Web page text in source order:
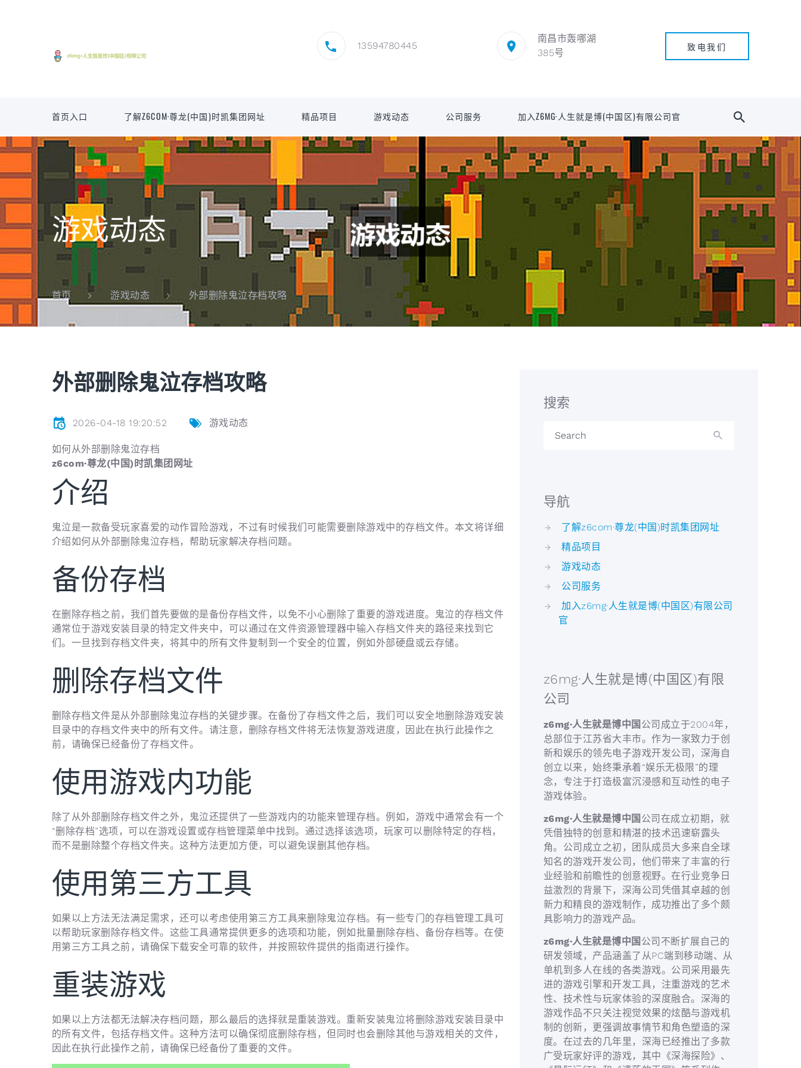
13594780445
南昌市轰哪湖
385号
致电我们
首页入口 了解Z6COM·尊龙(中国)时凯集团网址 精品项目 游戏动态 公司服务 加入Z6MG·人生就是博(中国区)有限公司官
游戏动态
首页 游戏动态 外部删除鬼泣存档攻略
外部删除鬼泣存档攻略
2026-04-18 19:20:52 游戏动态
如何从外部删除鬼泣存档
z6com·尊龙(中国)时凯集团网址
介绍
鬼泣是一款备受玩家喜爱的动作冒险游戏，不过有时候我们可能需要删除游戏中的存档文件。本文将详细
介绍如何从外部删除鬼泣存档，帮助玩家解决存档问题。
备份存档
在删除存档之前，我们首先要做的是备份存档文件，以免不小心删除了重要的游戏进度。鬼泣的存档文件
通常位于游戏安装目录的特定文件夹中，可以通过在文件资源管理器中输入存档文件夹的路径来找到它
们。一旦找到存档文件夹，将其中的所有文件复制到一个安全的位置，例如外部硬盘或云存储。
删除存档文件
删除存档文件是从外部删除鬼泣存档的关键步骤。在备份了存档文件之后，我们可以安全地删除游戏安装
目录中的存档文件夹中的所有文件。请注意，删除存档文件将无法恢复游戏进度，因此在执行此操作之
前，请确保已经备份了存档文件。
使用游戏内功能
除了从外部删除存档文件之外，鬼泣还提供了一些游戏内的功能来管理存档。例如，游戏中通常会有一个
“删除存档”选项，可以在游戏设置或存档管理菜单中找到。通过选择该选项，玩家可以删除特定的存档，
而不是删除整个存档文件夹。这种方法更加方便，可以避免误删其他存档。
使用第三方工具
如果以上方法无法满足需求，还可以考虑使用第三方工具来删除鬼泣存档。有一些专门的存档管理工具可
以帮助玩家删除存档文件。这些工具通常提供更多的选项和功能，例如批量删除存档、备份存档等。在使
用第三方工具之前，请确保下载安全可靠的软件，并按照软件提供的指南进行操作。
重装游戏
如果以上方法都无法解决存档问题，那么最后的选择就是重装游戏。重新安装鬼泣将删除游戏安装目录中
的所有文件，包括存档文件。这种方法可以确保彻底删除存档，但同时也会删除其他与游戏相关的文件，
因此在执行此操作之前，请确保已经备份了重要的文件。
搜索
Search
导航
了解z6com·尊龙(中国)时凯集团网址
精品项目
游戏动态
公司服务
加入z6mg·人生就是博(中国区)有限公司
官
z6mg·人生就是博(中国区)有限
公司
z6mg·人生就是博中国 公司成立于2004年，
总部位于江苏省大丰市。作为一家致力于创
新和娱乐的领先电子游戏开发公司，深海自
创立以来，始终秉承着“娱乐无极限”的理
念，专注于打造极富沉浸感和互动性的电子
游戏体验。
z6mg·人生就是博中国 公司在成立初期，就
凭借独特的创意和精湛的技术迅速崭露头
角。公司成立之初，团队成员大多来自全球
知名的游戏开发公司，他们带来了丰富的行
业经验和前瞻性的创意视野。在行业竞争日
益激烈的背景下，深海公司凭借其卓越的创
新力和精良的游戏制作，成功推出了多个颇
具影响力的游戏产品。
z6mg·人生就是博中国 公司不断扩展自己的
研发领域，产品涵盖了从PC端到移动端、从
单机到多人在线的各类游戏。公司采用最先
进的游戏引擎和开发工具，注重游戏的艺术
性、技术性与玩家体验的深度融合。深海的
游戏作品不只关注视觉效果的炫酷与游戏机
制的创新，更强调故事情节和角色塑造的深
度。在过去的几年里，深海已经推出了多款
广受玩家好评的游戏，其中《深海探险》、